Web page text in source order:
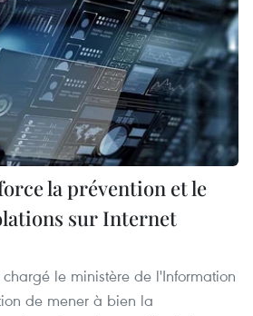
la prévention et le
sur Internet
le ministère de l'Information
de mener à bien la